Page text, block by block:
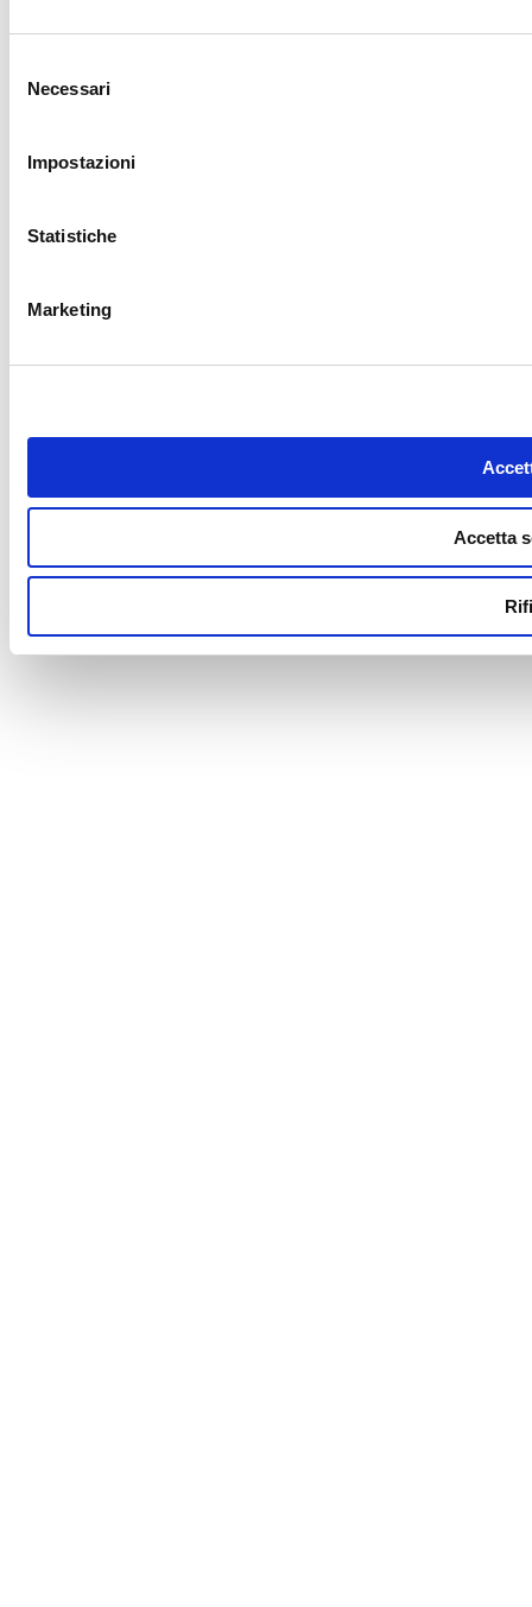
delNecessari
Impostazioni
Statistiche
Marketing
Accetta